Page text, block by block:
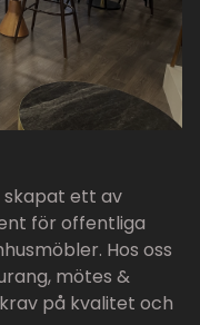
skapat ett av
för offentliga
Hos oss
mötes &
på kvalitet och